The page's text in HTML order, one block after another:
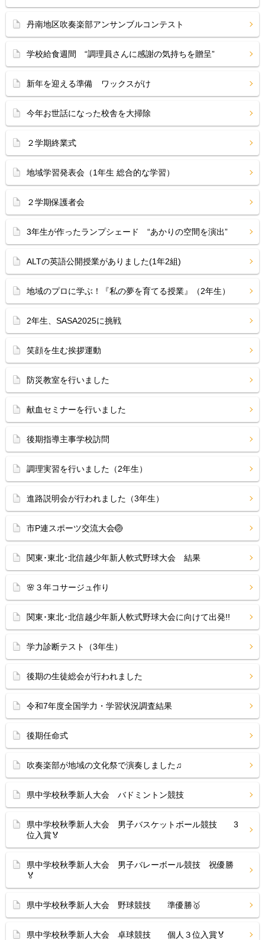
丹南地区吹奏楽部アンサンブルコンテスト
学校給食週間 “調理員さんに感謝の気持ちを贈呈”
新年を迎える準備 ワックスがけ
今年お世話になった校舎を大掃除
２学期終業式
地域学習発表会（1年生 総合的な学習）
２学期保護者会
3年生が作ったランプシェード “あかりの空間を演出”
ALTの英語公開授業がありました(1年2組)
地域のプロに学ぶ！『私の夢を育てる授業』（2年生）
2年生、SASA2025に挑戦
笑顔を生む挨拶運動
防災教室を行いました
献血セミナーを行いました
後期指導主事学校訪問
調理実習を行いました（2年生）
進路説明会が行われました（3年生）
市P連スポーツ交流大会🏐
関東･東北･北信越少年新人軟式野球大会 結果
🌸３年コサージュ作り
関東･東北･北信越少年新人軟式野球大会に向けて出発!!
学力診断テスト（3年生）
後期の生徒総会が行われました
令和7年度全国学力・学習状況調査結果
後期任命式
吹奏楽部が地域の文化祭で演奏しました♫
県中学校秋季新人大会 バドミントン競技
県中学校秋季新人大会 男子バスケットボール競技 3
位入賞🏅
県中学校秋季新人大会 男子バレーボール競技 祝優勝
🏅
県中学校秋季新人大会 野球競技 準優勝🥇
県中学校秋季新人大会 卓球競技 個人３位入賞🏅